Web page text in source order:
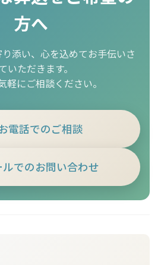
方へ
添い、心を込めてお手伝いさ
いただきます。
軽にご相談ください。
電話でのご相談
ルでのお問い合わせ